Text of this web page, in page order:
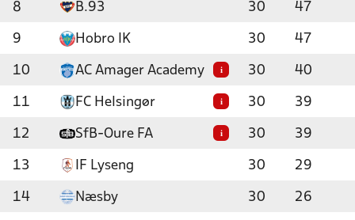
8 B.93 30 47
9 Hobro IK 30 47
10 AC Amager Academy i 30 40
11 FC Helsingør i 30 39
12 SfB-Oure FA i 30 39
13 IF Lyseng 30 29
14 Næsby 30 26